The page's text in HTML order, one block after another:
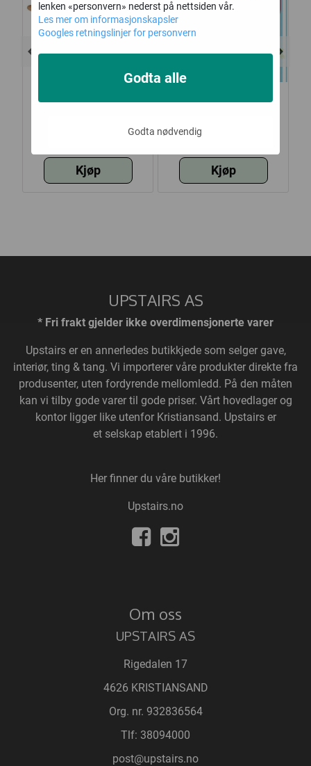
Kjøp
Bella, vanlig
Kjøp
lenken «personvern» nederst på nettsiden vår.
Les mer om informasjonskapsler
Googles retningslinjer for personvern
Godta nødvendig
Godta alle
UPSTAIRS AS
* Fri frakt gjelder ikke overdimensjonerte varer
Upstairs er en annerledes butikkjede som selger gave,
interiør, ting & tang. Vi importerer våre produkter direkte fra
produsenter, uten fordyrende mellomledd. På den måten
kan vi tilby gode varer til gode priser. Vårt hovedlager og
kontor ligger like utenfor Kristiansand. Upstairs er
et selskap etablert i 1996.
Her finner du våre butikker!
Upstairs.no
Om oss
UPSTAIRS AS
Rigedalen 17
4626 KRISTIANSAND
Org. nr. 932836564
Tlf: 38094000
post@upstairs.no